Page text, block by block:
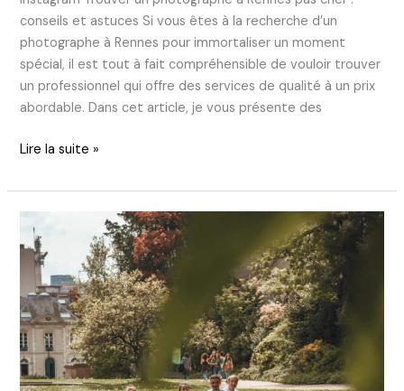
conseils et astuces Si vous êtes à la recherche d’un
photographe à Rennes pour immortaliser un moment
spécial, il est tout à fait compréhensible de vouloir trouver
un professionnel qui offre des services de qualité à un prix
abordable. Dans cet article, je vous présente des
Lire la suite »
Rennes